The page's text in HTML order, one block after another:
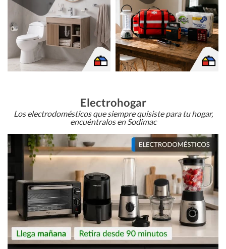
Electrohogar
Los electrodomésticos que siempre quisiste para tu hogar,
encuéntralos en Sodimac